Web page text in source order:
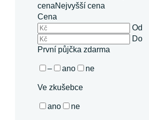
cenaNejvyšší cena
Cena
Od
Do
První půjčka zdarma
– ano ne
Ve zkušebce
ano ne